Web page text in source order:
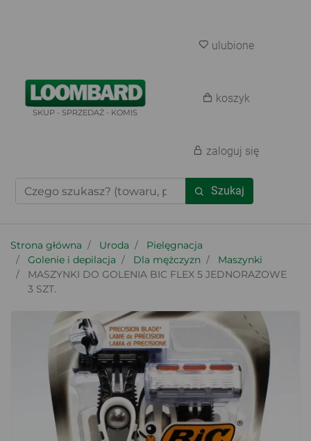
SKUP - SPRZEDAŻ - KOMIS
Szukaj
ulubione
koszyk
zaloguj się
Strona główna Uroda
Pielęgnacja
Golenie i depilacja
Dla mężczyzn
Maszynki
MASZYNKI DO GOLENIA BIC FLEX 5 JEDNORAZOWE
3 SZT.